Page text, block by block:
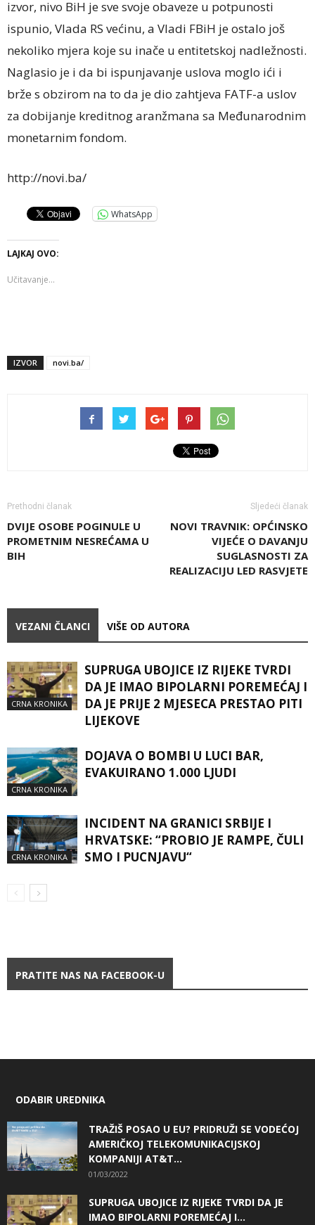
izvor, nivo BiH je sve svoje obaveze u potpunosti
ispunio, Vlada RS većinu, a Vladi FBiH je ostalo još
nekoliko mjera koje su inače u entitetskoj nadležnosti.
Naglasio je i da bi ispunjavanje uslova moglo ići i
brže s obzirom na to da je dio zahtjeva FATF-a uslov
za dobijanje kreditnog aranžmana sa Međunarodnim
monetarnim fondom.
http://novi.ba/
WhatsApp
LAJKAJ OVO:
Učitavanje...
IZVOR novi.ba/
Prethodni članak
DVIJE OSOBE POGINULE U
PROMETNIM NESREĆAMA U
BIH
Sljedeći članak
NOVI TRAVNIK: OPĆINSKO
VIJEĆE O DAVANJU
SUGLASNOSTI ZA
REALIZACIJU LED RASVJETE
VEZANI ČLANCI VIŠE OD AUTORA
CRNA KRONIKA
SUPRUGA UBOJICE IZ RIJEKE TVRDI
DA JE IMAO BIPOLARNI POREMEĆAJ I
DA JE PRIJE 2 MJESECA PRESTAO PITI
LIJEKOVE
CRNA KRONIKA
DOJAVA O BOMBI U LUCI BAR,
EVAKUIRANO 1.000 LJUDI
CRNA KRONIKA
INCIDENT NA GRANICI SRBIJE I
HRVATSKE: “PROBIO JE RAMPE, ČULI
SMO I PUCNJAVU“
PRATITE NAS NA FACEBOOK-U
ODABIR UREDNIKA
TRAŽIŠ POSAO U EU? PRIDRUŽI SE VODEĆOJ
AMERIČKOJ TELEKOMUNIKACIJSKOJ
KOMPANIJI AT&T...
01/03/2022
SUPRUGA UBOJICE IZ RIJEKE TVRDI DA JE
IMAO BIPOLARNI POREMEĆAJ I...